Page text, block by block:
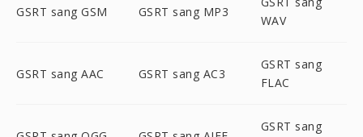
GSRT sang GSM GSRT sang MP3
WAV
GSRT sang AAC GSRT sang AC3
GSRT sang
FLAC
GSRT sang